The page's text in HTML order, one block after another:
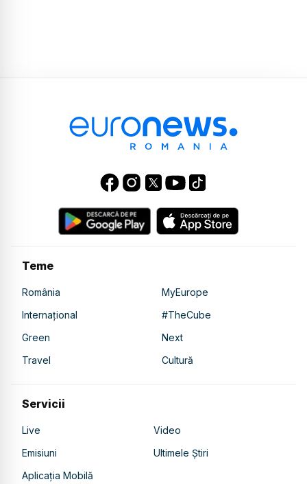
Teme
România
MyEurope
Internațional
#TheCube
Green
Next
Travel
Cultură
Servicii
Live
Video
Emisiuni
Ultimele Știri
Aplicația Mobilă